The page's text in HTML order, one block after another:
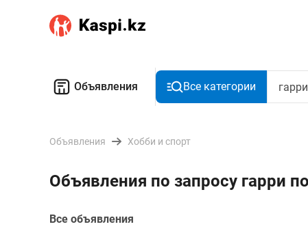
Объявления Все категории
Объявления Хобби и спорт
Объявления по запросу гарри
Все объявления